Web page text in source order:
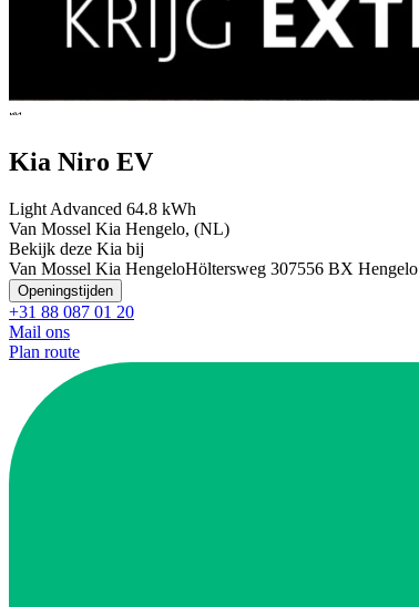
Kia Niro EV
Light Advanced 64.8 kWh
Van Mossel Kia Hengelo, (NL)
Bekijk deze Kia bij
Van Mossel Kia HengeloHöltersweg 307556 BX Hengelo
Openingstijden
+31 88 087 01 20
Mail ons
Plan route